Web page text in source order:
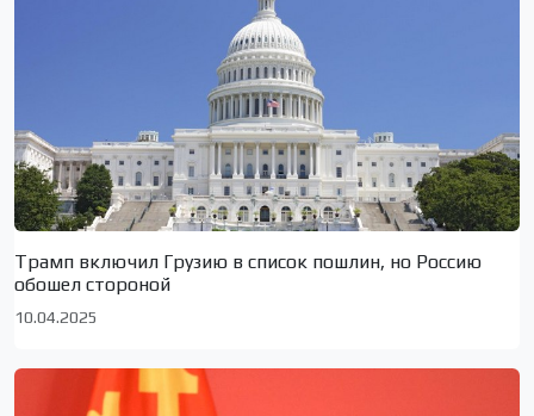
Трамп включил Грузию в список пошлин, но Россию
обошел стороной
10.04.2025